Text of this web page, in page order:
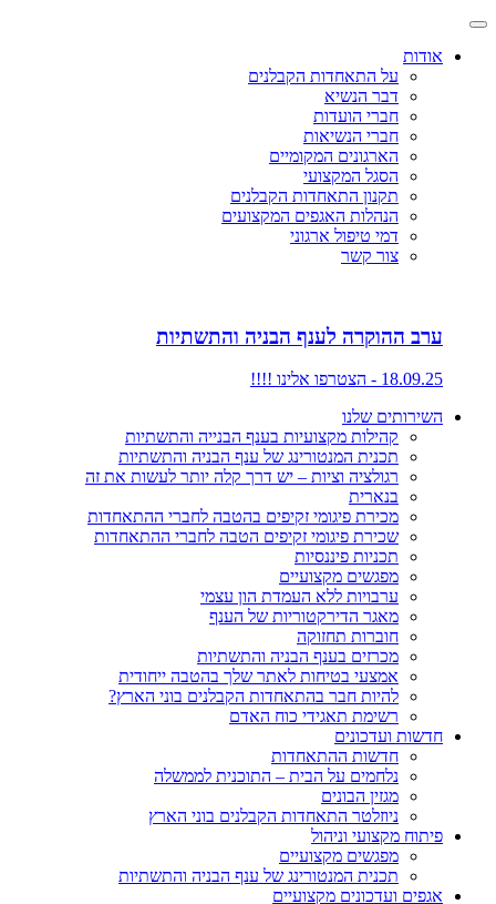
אודות
על התאחדות הקבלנים
דבר הנשיא
חברי הועדות
חברי הנשיאות
הארגונים המקומיים
הסגל המקצועי
תקנון התאחדות הקבלנים
הנהלות האגפים המקצועים
דמי טיפול ארגוני
צור קשר
ערב ההוקרה לענף הבניה והתשתיות
18.09.25 - הצטרפו אלינו !!!!
השירותים שלנו
קהילות מקצועיות בענף הבנייה והתשתיות
תכנית המנטורינג של ענף הבניה והתשתיות
רגולציה וציות – יש דרך קלה יותר לעשות את זה
בנארית
מכירת פיגומי זקיפים בהטבה לחברי ההתאחדות
שכירת פיגומי זקיפים הטבה לחברי ההתאחדות
תכניות פיננסיות
מפגשים מקצועיים
ערבויות ללא העמדת הון עצמי
מאגר הדירקטוריות של הענף
חוברות תחזוקה
מכרזים בענף הבניה והתשתיות
אמצעי בטיחות לאתר שלך בהטבה ייחודית
להיות חבר בהתאחדות הקבלנים בוני הארץ?
רשימת תאגידי כוח האדם
חדשות ועדכונים
חדשות ההתאחדות
נלחמים על הבית – התוכנית לממשלה
מגזין הבונים
ניוזלטר התאחדות הקבלנים בוני הארץ
פיתוח מקצועי וניהול
מפגשים מקצועיים
תכנית המנטורינג של ענף הבניה והתשתיות
אגפים ועדכונים מקצועיים